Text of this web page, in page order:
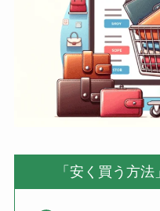
「安く買う方